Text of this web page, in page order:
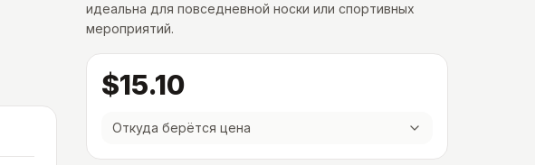
идеальна для повседневной носки или спортивных
мероприятий.
$15.10
Откуда берётся цена